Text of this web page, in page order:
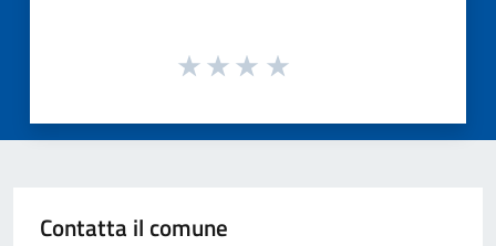
Contatta il comune